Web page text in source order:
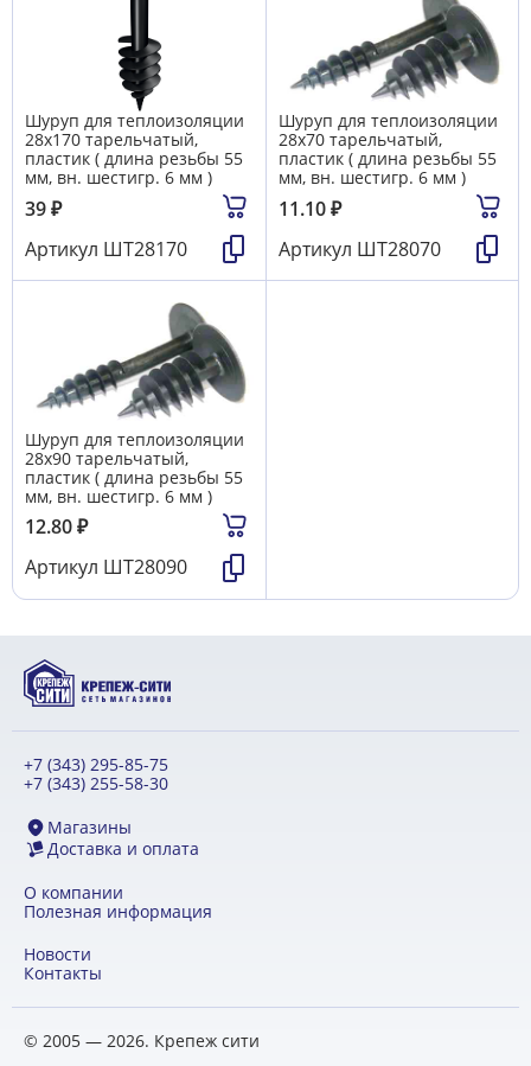
Шуруп для теплоизоляции
28х170 тарельчатый,
пластик ( длина резьбы 55
мм, вн. шестигр. 6 мм )
39₽
Артикул ШТ28170
Шуруп для теплоизоляции
28х70 тарельчатый,
пластик ( длина резьбы 55
мм, вн. шестигр. 6 мм )
11.10₽
Артикул ШТ28070
Шуруп для теплоизоляции
28х90 тарельчатый,
пластик ( длина резьбы 55
мм, вн. шестигр. 6 мм )
12.80₽
Артикул ШТ28090
+7 (343) 295-85-75
+7 (343) 255-58-30
Магазины
Доставка и оплата
О компании
Полезная информация
Новости
Контакты
© 2005 — 2026. Крепеж сити